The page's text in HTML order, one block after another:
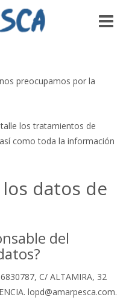
Toggle
preocupamos por la
los tratamientos de
como toda la información
datos de
del
C/ ALTAMIRA, 32
lopd@amarpesca.com.